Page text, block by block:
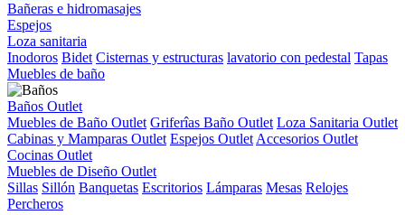
Bañeras e hidromasajes
Espejos
Loza sanitaria
Inodoros Bidet Cisternas y estructuras lavatorio con pedestal Tapas
Muebles de baño
Baños Outlet
Muebles de Baño Outlet Griferîas Baño Outlet Loza Sanitaria Outlet
Cabinas y Mamparas Outlet Espejos Outlet Accesorios Outlet
Cocinas Outlet
Muebles de Diseño Outlet
Sillas Sillón Banquetas Escritorios Lámparas Mesas Relojes
Percheros